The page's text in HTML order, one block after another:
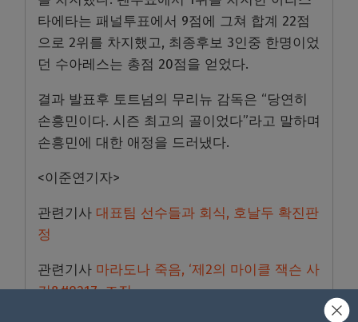
타에타는 패널투표에서 9점에 그쳐 합계 22점
으로 2위를 차지했고, 최종후보 3인중 한명이었
던 수아레스는 총점 20점을 얻었다.
결과 발표후 토트넘의 무리뉴 감독은 “당연히
손흥민이다. 시즌 최고의 골이었다”라고 말하며
손흥민에 대한 애정을 드러냈다.
<이준연기자>
관련기사 대표팀 선수들과 회식, 호날두 확진판
정
관련기사 마라도나 죽음, ‘제2의 마이클 잭슨 사
건&#8217; 조짐